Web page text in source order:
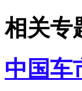
相关专
中国车